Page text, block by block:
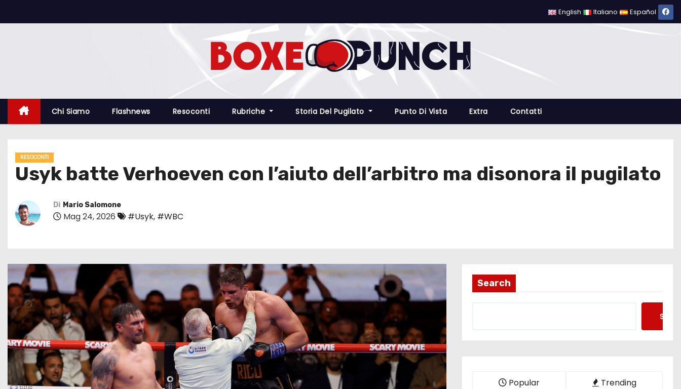
a
English Italiano Español
Chi Siamo Flashnews Resoconti Rubriche Storia Del Pugilato Punto Di Vista Extra Contatti
RESOCONTI
Usyk batte Verhoeven con l’aiuto dell’arbitro ma disonora il pugilato
Di Mario Salomone
Mag 24, 2026 #Usyk, #WBC
Search
Popular Trending